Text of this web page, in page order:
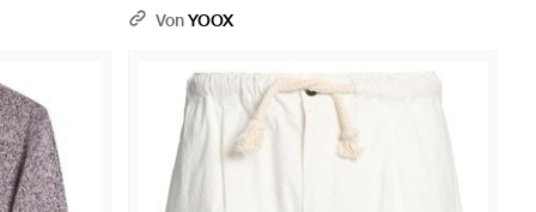
VonYOOX